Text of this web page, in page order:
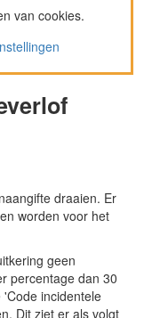
van cookies.
draaien. Er
worden voor het
geen
percentage dan 30
incidentele
Dit ziet er als volgt